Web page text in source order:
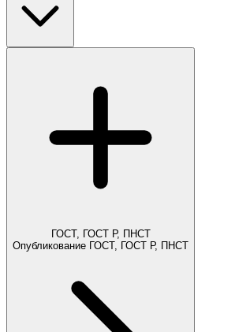
ГОСТ, ГОСТ Р, ПНСТ
Опубликование ГОСТ, ГОСТ Р, ПНСТ